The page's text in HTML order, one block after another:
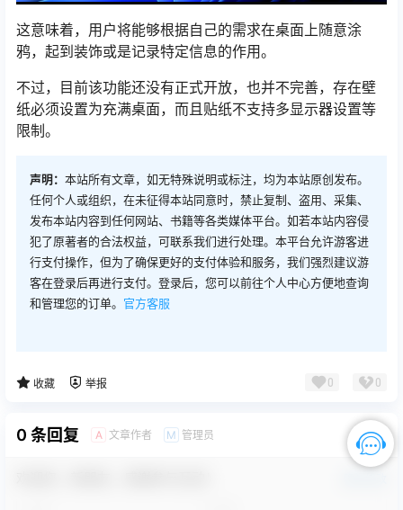
这意味着，用户将能够根据自己的需求在桌面上随意涂
鸦，起到装饰或是记录特定信息的作用。
不过，目前该功能还没有正式开放，也并不完善，存在壁
纸必须设置为充满桌面，而且贴纸不支持多显示器设置等
限制。
声明： 本站所有文章，如无特殊说明或标注，均为本站原创发布。
任何个人或组织，在未征得本站同意时，禁止复制、盗用、采集、
发布本站内容到任何网站、书籍等各类媒体平台。如若本站内容侵
犯了原著者的合法权益，可联系我们进行处理。本平台允许游客进
行支付操作，但为了确保更好的支付体验和服务，我们强烈建议游
客在登录后再进行支付。登录后，您可以前往个人中心方便地查询
和管理您的订单。 官方客服
收藏 举报 0 0
0 条回复 A 文章作者 M 管理员